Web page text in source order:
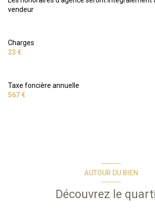
vendeur
Charges
23 €
Taxe foncière annuelle
567 €
AUTOUR DU BIEN
Découvrez le